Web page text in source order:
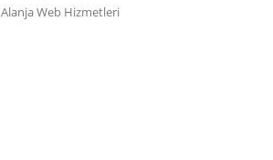
Alanja Web Hizmetleri